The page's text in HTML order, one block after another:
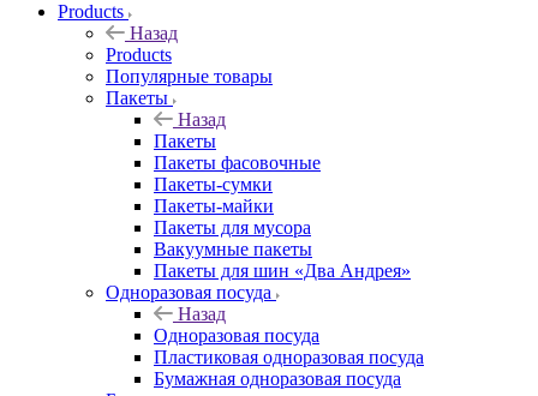
Products
Назад
Products
Популярные товары
Пакеты
Назад
Пакеты
Пакеты фасовочные
Пакеты-сумки
Пакеты-майки
Пакеты для мусора
Вакуумные пакеты
Пакеты для шин «Два Андрея»
Одноразовая посуда
Назад
Одноразовая посуда
Пластиковая одноразовая посуда
Бумажная одноразовая посуда